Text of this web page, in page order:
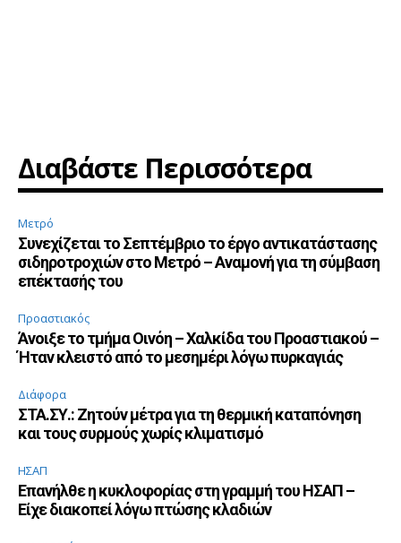
Διαβάστε Περισσότερα
Μετρό
Συνεχίζεται το Σεπτέμβριο το έργο αντικατάστασης
σιδηροτροχιών στο Μετρό – Αναμονή για τη σύμβαση
επέκτασής του
Προαστιακός
Άνοιξε το τμήμα Οινόη – Χαλκίδα του Προαστιακού –
Ήταν κλειστό από το μεσημέρι λόγω πυρκαγιάς
Διάφορα
ΣΤΑ.ΣΥ.: Ζητούν μέτρα για τη θερμική καταπόνηση
και τους συρμούς χωρίς κλιματισμό
ΗΣΑΠ
Επανήλθε η κυκλοφορίας στη γραμμή του ΗΣΑΠ –
Είχε διακοπεί λόγω πτώσης κλαδιών